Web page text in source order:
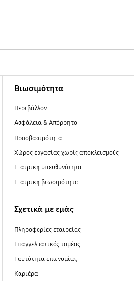
Βιωσιμότητα
Περιβάλλον
Ασφάλεια & Απόρρητο
Προσβασιμότητα
Xώρος εργασίας χωρίς αποκλεισμούς
Εταιρική υπευθυνότητα
Εταιρική βιωσιμότητα
Σχετικά με εμάς
Πληροφορίες εταιρείας
Επαγγελματικός τομέας
Ταυτότητα επωνυμίας
Καριέρα